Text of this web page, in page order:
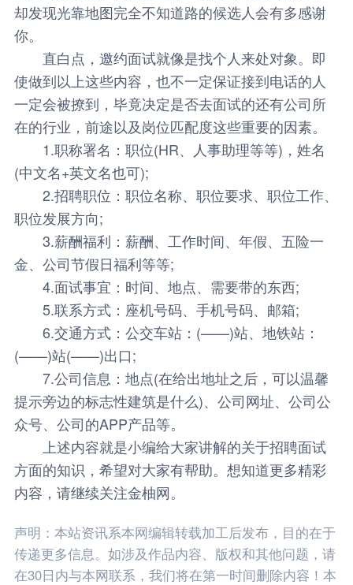
却发现光靠地图完全不知道路的候选人会有多感谢
你。
直白点，邀约面试就像是找个人来处对象。即
使做到以上这些内容，也不一定保证接到电话的人
一定会被撩到，毕竟决定是否去面试的还有公司所
在的行业，前途以及岗位匹配度这些重要的因素。
1.职称署名：职位(HR、人事助理等等)，姓名
(中文名+英文名也可);
2.招聘职位：职位名称、职位要求、职位工作、
职位发展方向;
3.薪酬福利：薪酬、工作时间、年假、五险一
金、公司节假日福利等等;
4.面试事宜：时间、地点、需要带的东西;
5.联系方式：座机号码、手机号码、邮箱;
6.交通方式：公交车站：(——)站、地铁站：
(——)站(——)出口;
7.公司信息：地点(在给出地址之后，可以温馨
提示旁边的标志性建筑是什么)、公司网址、公司公
众号、公司的APP产品等。
上述内容就是小编给大家讲解的关于招聘面试
方面的知识，希望对大家有帮助。想知道更多精彩
内容，请继续关注金柚网。
声明：本站资讯系本网编辑转载加工后发布，目的在于
传递更多信息。如涉及作品内容、版权和其他问题，请
在30日内与本网联系，我们将在第一时间删除内容！本